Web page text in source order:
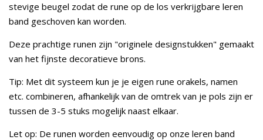
stevige beugel zodat de rune op de los verkrijgbare leren
band geschoven kan worden.
Deze prachtige runen zijn "originele designstukken" gemaakt
van het fijnste decoratieve brons.
Tip: Met dit systeem kun je je eigen rune orakels, namen
etc. combineren, afhankelijk van de omtrek van je pols zijn er
tussen de 3-5 stuks mogelijk naast elkaar.
Let op: De runen worden eenvoudig op onze leren band